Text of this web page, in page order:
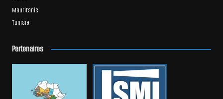
Mauritanie
Tunisie
Partenaires